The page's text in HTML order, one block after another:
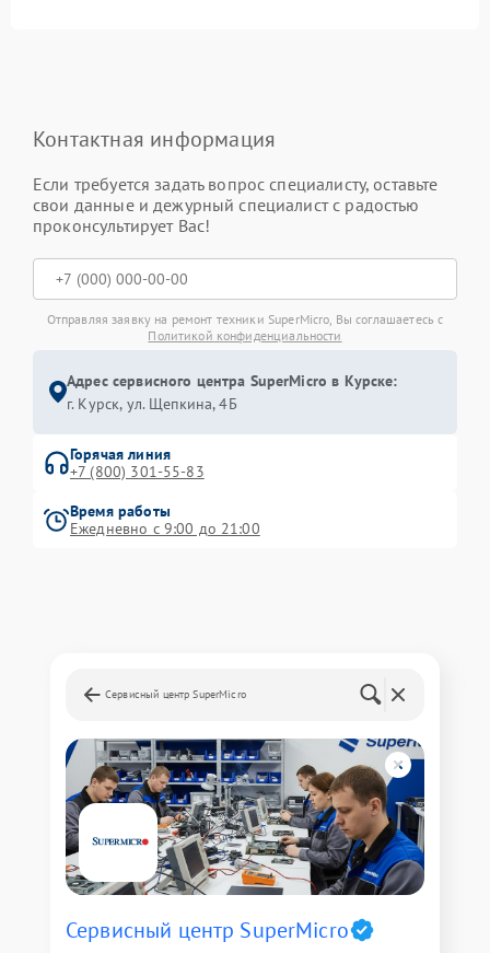
Контактная информация
Если требуется задать вопрос специалисту, оставьте
свои данные и дежурный специалист с радостью
проконсультирует Вас!
Отправляя заявку на ремонт техники SuperMicro, Вы соглашаетесь с
Политикой конфиденциальности
Адрес сервисного центра SuperMicro в Курске:
г. Курск, ул. Щепкина, 4Б
Горячая линия
+7 (800) 301-55-83
Время работы
Ежедневно с 9:00 до 21:00
Сервисный центр SuperMicro
Сервисный центр SuperMicro